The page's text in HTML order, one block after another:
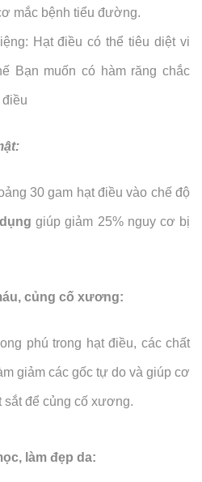
mắc bệnh tiểu đường.
Hạt điều có thể tiêu diệt vi
Bạn muốn có hàm răng chắc
30 gam hạt điều vào chế độ
giúp giảm 25% nguy cơ bị
củng cố xương:
phú trong hạt điều, các chất
giảm các gốc tự do và giúp cơ
sắt để củng cố xương.
làm đẹp da: